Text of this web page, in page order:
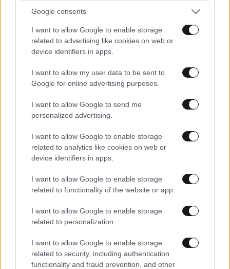
Google consents
I want to allow Google to enable storage
related to advertising like cookies on web or
device identifiers in apps.
I want to allow my user data to be sent to
Google for online advertising purposes.
I want to allow Google to send me
personalized advertising.
I want to allow Google to enable storage
related to analytics like cookies on web or
device identifiers in apps.
I want to allow Google to enable storage
related to functionality of the website or app.
I want to allow Google to enable storage
related to personalization.
I want to allow Google to enable storage
related to security, including authentication
functionality and fraud prevention, and other